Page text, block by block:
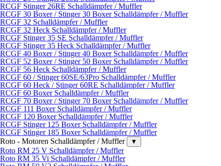
RCGF Stinger 26RE Schalldämpfer / Muffler
RCGF 30 Boxer / Stinger 30 Boxer Schalldämpfer / Muffler
RCGF 32 Schalldämpfer / Muffler
RCGF 32 Heck Schalldämpfer / Muffler
RCGF Stinger 35 SE Schalldämpfer / Muffler
RCGF Stinger 35 Heck Schalldämpfer / Muffler
RCGF 40 Boxer / Stinger 40 Boxer Schalldämpfer / Muffler
RCGF 52 Boxer / Stinger 50 Boxer Schalldämpfer / Muffler
RCGF 56 Heck Schalldämpfer / Muffler
RCGF 60 / Stinger 60SE/63Pro Schalldämpfer / Muffler
RCGF 60 Heck / Stinger 60RE Schalldämpfer / Muffler
RCGF 60 Boxer Schalldämpfer / Muffler
RCGF 70 Boxer / Stinger 70 Boxer Schalldämpfer / Muffler
RCGF 111 Boxer Schalldämpfer / Muffler
RCGF 120 Boxer Schalldämpfer / Muffler
RCGF Stinger 125 Boxer Schalldämpfer / Muffler
RCGF Stinger 185 Boxer Schalldämpfer / Muffler
Roto - Motoren Schalldämpfer / Muffler
▼
Roto RM 25 V Schalldämpfer / Muffler
Roto RM 35 Vi Schalldämpfer / Muffler